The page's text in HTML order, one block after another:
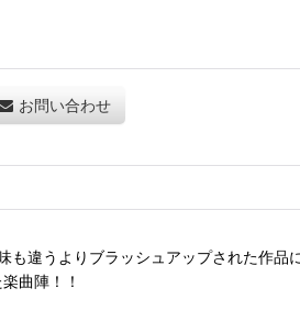
お問い合わせ
違うよりブラッシュアップされた作品
曲陣！！